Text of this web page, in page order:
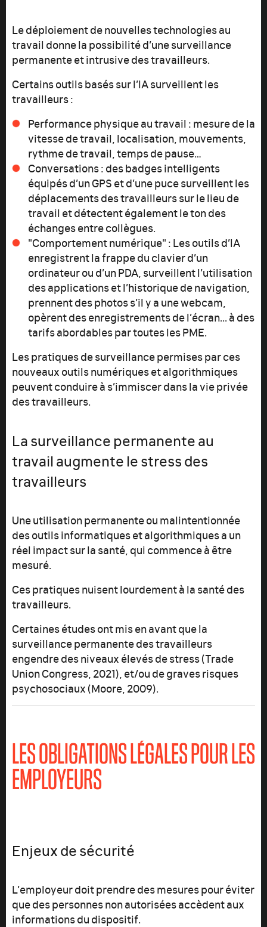
Le déploiement de nouvelles technologies au
travail donne la possibilité d’une surveillance
permanente et intrusive des travailleurs.
Certains outils basés sur l’IA surveillent les
travailleurs :
Performance physique au travail : mesure de la
vitesse de travail, localisation, mouvements,
rythme de travail, temps de pause…
Conversations : des badges intelligents
équipés d’un GPS et d’une puce surveillent les
déplacements des travailleurs sur le lieu de
travail et détectent également le ton des
échanges entre collègues.
"Comportement numérique" : Les outils d’IA
enregistrent la frappe du clavier d’un
ordinateur ou d’un PDA, surveillent l’utilisation
des applications et l’historique de navigation,
prennent des photos s’il y a une webcam,
opèrent des enregistrements de l’écran... à des
tarifs abordables par toutes les PME.
Les pratiques de surveillance permises par ces
nouveaux outils numériques et algorithmiques
peuvent conduire à s’immiscer dans la vie privée
des travailleurs.
La surveillance permanente au
travail augmente le stress des
travailleurs
Une utilisation permanente ou malintentionnée
des outils informatiques et algorithmiques a un
réel impact sur la santé, qui commence à être
mesuré.
Ces pratiques nuisent lourdement à la santé des
travailleurs.
Certaines études ont mis en avant que la
surveillance permanente des travailleurs
engendre des niveaux élevés de stress (Trade
Union Congress, 2021), et/ou de graves risques
psychosociaux (Moore, 2009).
LES OBLIGATIONS LÉGALES POUR LES
EMPLOYEURS
Enjeux de sécurité
L’employeur doit prendre des mesures pour éviter
que des personnes non autorisées accèdent aux
informations du dispositif.